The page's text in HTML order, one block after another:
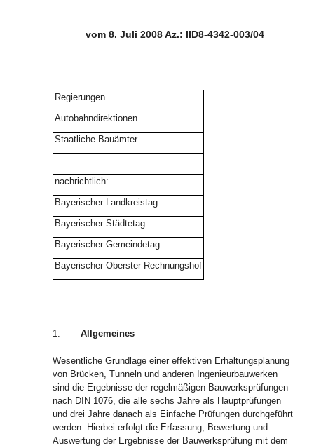
vom 8. Juli 2008 Az.: IID8-4342-003/04
Regierungen
Autobahndirektionen
Staatliche Bauämter
nachrichtlich:
Bayerischer Landkreistag
Bayerischer Städtetag
Bayerischer Gemeindetag
Bayerischer Oberster Rechnungshof
1. Allgemeines
Wesentliche Grundlage einer effektiven Erhaltungsplanung
von Brücken, Tunneln und anderen Ingenieurbauwerken
sind die Ergebnisse der regelmäßigen Bauwerksprüfungen
nach DIN 1076, die alle sechs Jahre als Hauptprüfungen
und drei Jahre danach als Einfache Prüfungen durchgeführt
werden. Hierbei erfolgt die Erfassung, Bewertung und
Auswertung der Ergebnisse der Bauwerksprüfung mit dem